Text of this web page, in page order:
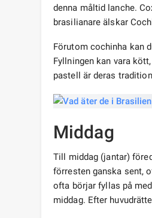
denna måltid lanche.
brasilianare älskar
Förutom cochinha kan
Fyllningen kan vara
pastell är deras
Middag
Till middag (jantar)
förresten ganska sent,
ofta börjar fyllas på
middag. Efter